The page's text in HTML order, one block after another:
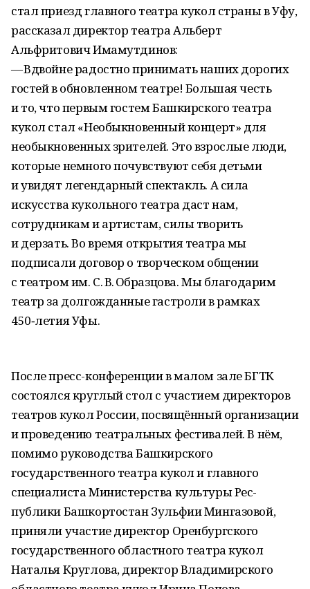
стал приезд главного театра кукол страны в Уфу,
рассказал директор театра Альберт
Альфритович Имамутдинов:
— Вдвойне радостно принимать наших дорогих
гостей в обновленном театре! Большая честь
и то, что первым гостем Башкирского театра
кукол стал «Необыкновенный концерт» для
необыкновенных зрителей. Это взрослые люди,
которые немного почувствуют себя детьми
и увидят легендарный спектакль. А сила
искусства кукольного театра даст нам,
сотрудникам и артистам, силы творить
и дерзать. Во время открытия театра мы
подписали договор о творческом общении
с театром им. С. В. Образцова. Мы благодарим
театр за долгожданные гастроли в рамках
450‑летия Уфы.
После пресс-конференции в малом зале БГТК
состоялся круглый стол с участием директоров
театров кукол России, посвящённый организации
и проведению театральных фестивалей. В нём,
помимо руководства Башкирского
государственного театра кукол и главного
специалиста Министерства культуры Рес­
публики Башкортостан Зульфии Мингазовой,
приняли участие директор Оренбургского
государственного областного театра кукол
Наталья Круглова, директор Владимирского